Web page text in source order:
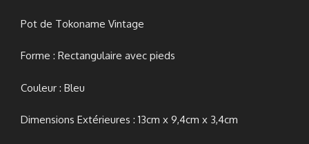
Pot de Tokoname Vintage
Forme : Rectangulaire avec pieds
Couleur : Bleu
Dimensions Extérieures : 13cm x 9,4cm x 3,4cm